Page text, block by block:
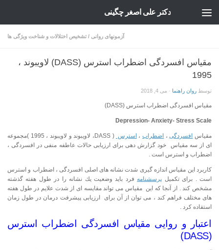
دکتر علی اصغر چگینی
آزمونهای روانی / تشخیص اختلالات و شناخت ویژگی ها
مقیاس افسردگی اضطراب استرس (DASS) لاویبوند ،
1995
توسط روان راهنما · می 4, 2018
مقیاس افسردگی اضطراب استرس (DASS)
Depression- Anxiety- Stress Scale
مقیاس افسردگی، اضطراب،استرس
( DASS، لاویبوند و لاویبوند ، 1995 )مجموعه
ای از سه مقیاس خود گزارش دهی برای ارزیابی حالات عاطفه منفی در افسردگی ،
اضطراب و استرس است .
كاربرد این مقیاس اندازه گیری شدت نشانه های اصلی افسردگی ، اضطراب و استرس
است . برای تكمیل پرسشنامه فرد باید وضعیت یك نشانه را در طول هفته گذشته
مشخص كند . از آنجا كه این مقیاس می تواند مقایسه ای از شدت علایم در طول هفته
های مختلف فراهم كند ، می توان از آن برای ارزیابی پیشرفت درمان در طول زمان
استفاده كرد .
اعتبار و روایی مقیاس افسردگی اضطراب استرس
(DASS)